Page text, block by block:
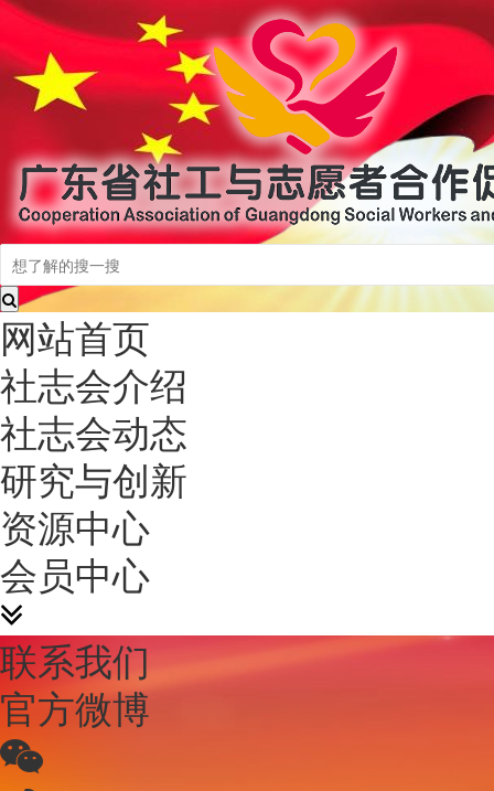
网站首页
社志会介绍
社志会动态
研究与创新
资源中心
会员中心
联系我们
官方微博